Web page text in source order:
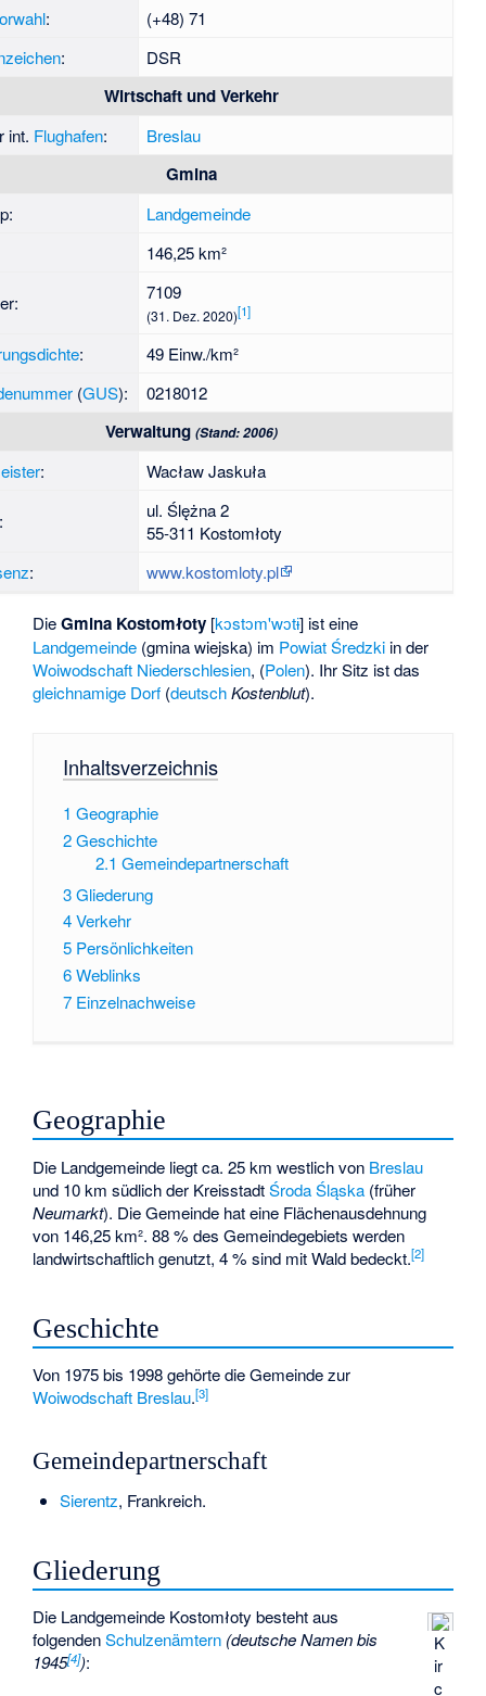
:
(+48) 71
: DSR
Wirtschaft und Verkehr
int. Flughafen: Breslau
Gmina
Landgemeinde
146,25 km²
7109
(31. Dez. 2020)[1]
:
49 Einw./km²
(GUS): 0218012
Verwaltung(Stand: 2006)
: Wacław Jaskuła
ul. Ślężna 2
55-311 Kostomłoty
: www.kostomloty.pl
DieGmina Kostomłoty [kɔstɔm'wɔtɨ] ist eine
Landgemeinde (gmina wiejska) im Powiat Średzki in der
Woiwodschaft Niederschlesien, (Polen). Ihr Sitz ist das
gleichnamige Dorf (deutsch Kostenblut).
Inhaltsverzeichnis
1 Geographie
2Geschichte
2.1 Gemeindepartnerschaft
3Gliederung
4Verkehr
5 Persönlichkeiten
6Weblinks
7 Einzelnachweise
Geographie
Die Landgemeinde liegt ca. 25 km westlich von Breslau
und 10 km südlich der KreisstadtŚroda Śląska (früher
Neumarkt). Die Gemeinde hat eine Flächenausdehnung
von 146,25 km². 88 % des Gemeindegebiets werden
landwirtschaftlich genutzt, 4 % sind mit Wald bedeckt.[2]
Geschichte
Von 1975 bis 1998 gehörte die Gemeinde zur
Woiwodschaft Breslau.[3]
Gemeindepartnerschaft
Sierentz, Frankreich.
Gliederung
K
ir
c
Die Landgemeinde Kostomłoty besteht aus
folgendenSchulzenämtern (deutsche Namen bis
1945[4]):